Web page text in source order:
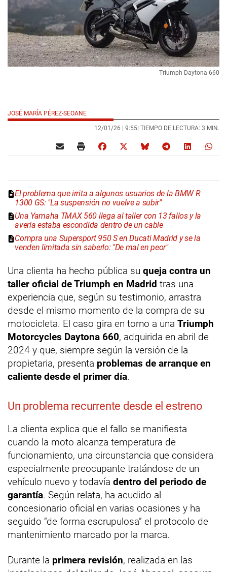
Triumph Daytona 660
JOSÉ MARÍA PÉREZ-SEOANE
12/01/26 | 9:55 | TIEMPO DE LECTURA: 3 MIN.
El problema que irrita a algunos usuarios de la BMW R
1300 GS: "La suspensión no vuelve a subir"
Una Yamaha TMAX 560 llega al taller con 13 fallos y la
avería estaba escondida dentro de un cable
Compra una Supersport 950 S en Ducati Madrid y se la
venden limitada sin saberlo: "De mal en peor"
Una clienta ha hecho pública su queja contra un
taller oficial de Triumph en Madrid tras una
experiencia que, según su testimonio, arrastra
desde el mismo momento de la compra de su
motocicleta. El caso gira en torno a una Triumph
Motorcycles Daytona 660, adquirida en abril de
2024 y que, siempre según la versión de la
propietaria, presenta problemas de arranque en
caliente desde el primer día.
Un problema recurrente desde el estreno
La clienta explica que el fallo se manifiesta
cuando la moto alcanza temperatura de
funcionamiento, una circunstancia que considera
especialmente preocupante tratándose de un
vehículo nuevo y todavía dentro del periodo de
garantía. Según relata, ha acudido al
concesionario oficial en varias ocasiones y ha
seguido “de forma escrupulosa” el protocolo de
mantenimiento marcado por la marca.
Durante la primera revisión, realizada en las